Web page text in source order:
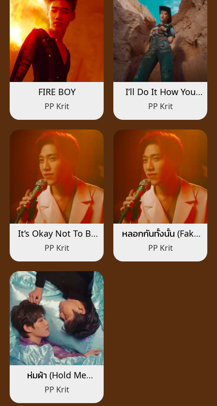
FIRE BOY
PP Krit
I’ll Do It How You
Like It
PP Krit
It’s Okay Not To Be
Alright
PP Krit
หลอกกันทั้งนั้น (Fake
News)
PP Krit
ห่มผ้า (Hold Me
Tight)
PP Krit